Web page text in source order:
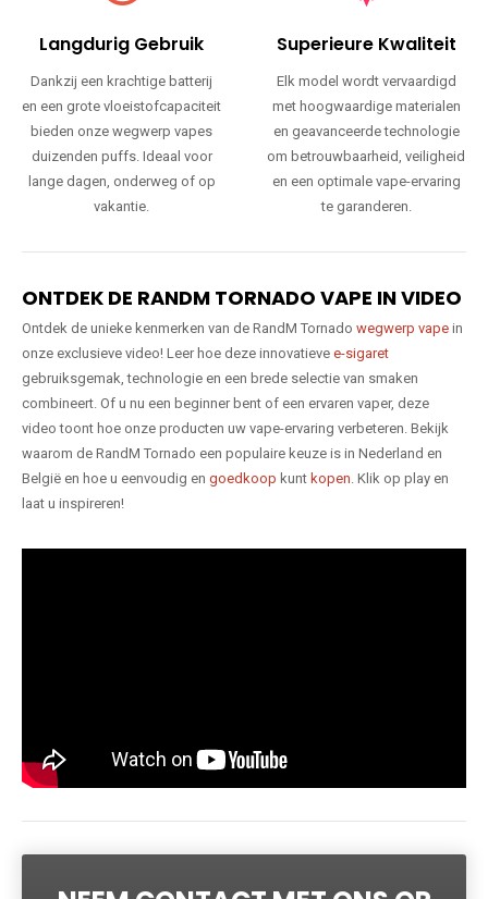
Langdurig Gebruik
Dankzij een krachtige batterij
en een grote vloeistofcapaciteit
bieden onze wegwerp vapes
duizenden puffs. Ideaal voor
lange dagen, onderweg of op
vakantie.
Superieure Kwaliteit
Elk model wordt vervaardigd
met hoogwaardige materialen
en geavanceerde technologie
om betrouwbaarheid, veiligheid
en een optimale vape-ervaring
te garanderen.
ONTDEK DE RANDM TORNADO VAPE IN VIDEO
Ontdek de unieke kenmerken van de RandM Tornado wegwerp vape in
onze exclusieve video! Leer hoe deze innovatieve e-sigaret
gebruiksgemak, technologie en een brede selectie van smaken
combineert. Of u nu een beginner bent of een ervaren vaper, deze
video toont hoe onze producten uw vape-ervaring verbeteren. Bekijk
waarom de RandM Tornado een populaire keuze is in Nederland en
België en hoe u eenvoudig en goedkoop kunt kopen. Klik op play en
laat u inspireren!